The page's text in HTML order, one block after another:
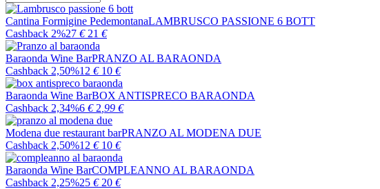
Cantina Formigine PedemontanaLAMBRUSCO PASSIONE 6 BOTT
Cashback 2%27 € 21 €
Baraonda Wine BarPRANZO AL BARAONDA
Cashback 2,50%12 € 10 €
Baraonda Wine BarBOX ANTISPRECO BARAONDA
Cashback 2,34%6 € 2 ,99 €
Modena due restaurant barPRANZO AL MODENA DUE
Cashback 2,50%12 € 10 €
Baraonda Wine BarCOMPLEANNO AL BARAONDA
Cashback 2,25%25 € 20 €